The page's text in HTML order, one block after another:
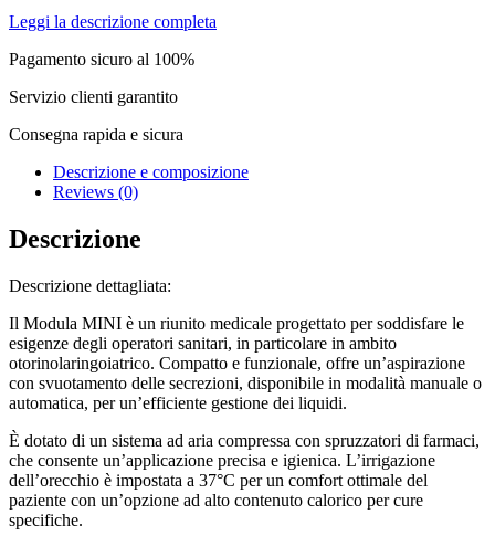
Leggi la descrizione completa
Pagamento sicuro al 100%
Servizio clienti garantito
Consegna rapida e sicura
Descrizione e composizione
Reviews (0)
Descrizione
Descrizione dettagliata:
Il Modula MINI è un riunito medicale progettato per soddisfare le
esigenze degli operatori sanitari, in particolare in ambito
otorinolaringoiatrico. Compatto e funzionale, offre un’aspirazione
con svuotamento delle secrezioni, disponibile in modalità manuale o
automatica, per un’efficiente gestione dei liquidi.
È dotato di un sistema ad aria compressa con spruzzatori di farmaci,
che consente un’applicazione precisa e igienica. L’irrigazione
dell’orecchio è impostata a 37°C per un comfort ottimale del
paziente con un’opzione ad alto contenuto calorico per cure
specifiche.